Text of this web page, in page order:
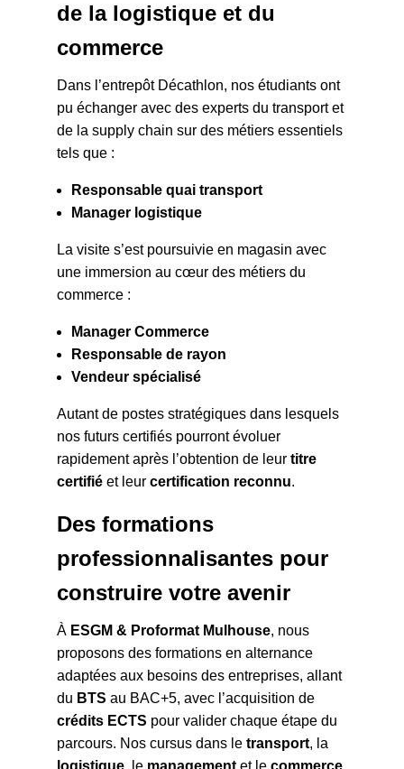
de la logistique et du
commerce
Dans l’entrepôt Décathlon, nos étudiants ont
pu échanger avec des experts du transport et
de la supply chain sur des métiers essentiels
tels que :
Responsable quai transport
Manager logistique
La visite s’est poursuivie en magasin avec
une immersion au cœur des métiers du
commerce :
Manager Commerce
Responsable de rayon
Vendeur spécialisé
Autant de postes stratégiques dans lesquels
nos futurs certifiés pourront évoluer
rapidement après l’obtention de leur titre
certifiéet leur certification reconnu.
Des formations
professionnalisantes pour
construire votre avenir
À ESGM & Proformat Mulhouse, nous
proposons des formations en alternance
adaptées aux besoins des entreprises, allant
du BTS au BAC+5, avec l’acquisition de
crédits ECTS pour valider chaque étape du
parcours. Nos cursus dans le transport, la
logistique, le managementet le commerce